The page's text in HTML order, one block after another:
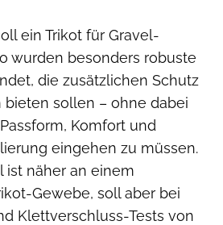
ein Trikot für Gravel-
wurden besonders robuste
die zusätzlichen Schutz
bieten sollen – ohne dabei
Komfort und
eingehen zu müssen.
ist näher an einem
Gewebe, soll aber bei
Klettverschluss-Tests von